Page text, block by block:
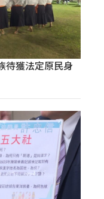
待獲法定原民身